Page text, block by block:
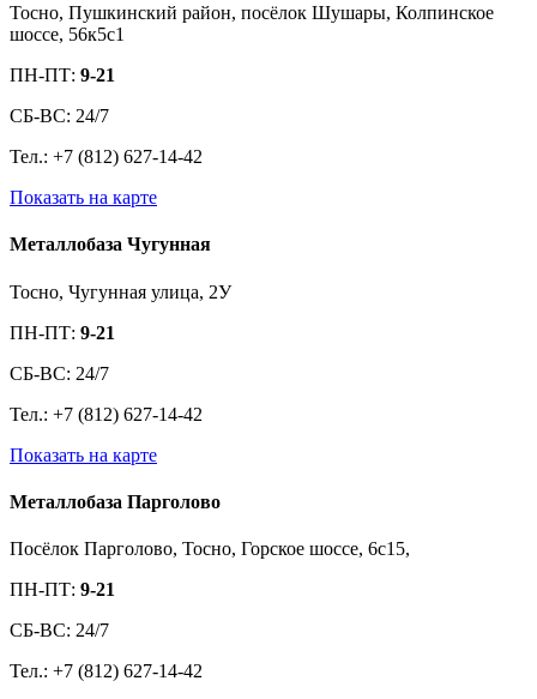
Тосно, Пушкинский район, посёлок Шушары, Колпинское
шоссе, 56к5с1
ПН-ПТ: 9-21
СБ-ВС: 24/7
Тел.: +7 (812) 627-14-42
Показать на карте
Металлобаза Чугунная
Тосно, Чугунная улица, 2У
ПН-ПТ: 9-21
СБ-ВС: 24/7
Тел.: +7 (812) 627-14-42
Показать на карте
Металлобаза Парголово
Посёлок Парголово, Тосно, Горское шоссе, 6с15,
ПН-ПТ: 9-21
СБ-ВС: 24/7
Тел.: +7 (812) 627-14-42